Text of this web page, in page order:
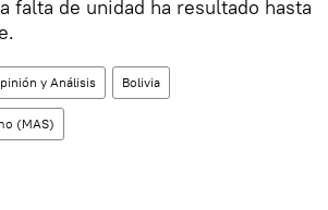
falta de unidad ha resultado hasta
y Análisis Bolivia
(MAS)